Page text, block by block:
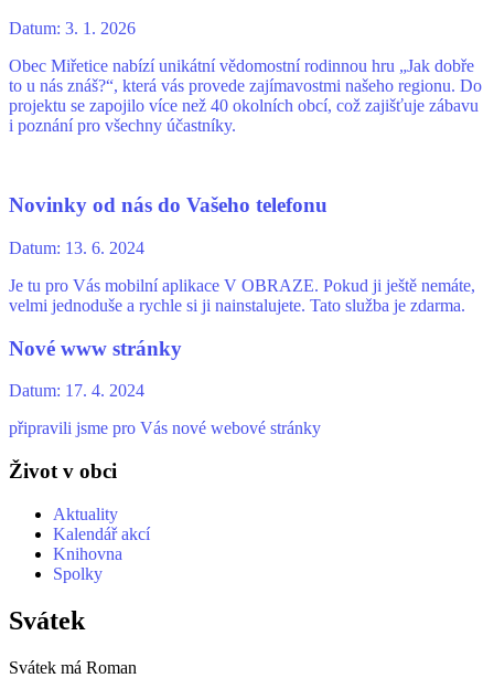
Datum: 3. 1. 2026
Obec Miřetice nabízí unikátní vědomostní rodinnou hru „Jak dobře
to u nás znáš?“, která vás provede zajímavostmi našeho regionu. Do
projektu se zapojilo více než 40 okolních obcí, což zajišťuje zábavu
i poznání pro všechny účastníky.
Novinky od nás do Vašeho telefonu
Datum: 13. 6. 2024
Je tu pro Vás mobilní aplikace V OBRAZE. Pokud ji ještě nemáte,
velmi jednoduše a rychle si ji nainstalujete. Tato služba je zdarma.
Nové www stránky
Datum: 17. 4. 2024
připravili jsme pro Vás nové webové stránky
Život v obci
Aktuality
Kalendář akcí
Knihovna
Spolky
Svátek
Svátek má Roman